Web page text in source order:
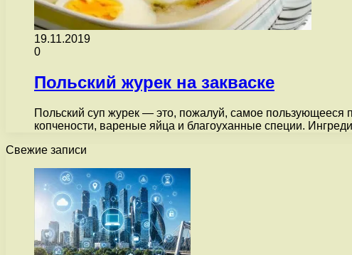
19.11.2019
0
Польский журек на закваске
Польский суп журек — это, пожалуй, самое пользующееся
копчености, вареные яйца и благоуханные специи.
Свежие записи